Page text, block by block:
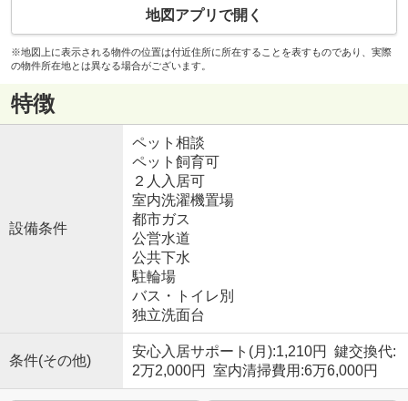
地図アプリで開く
※地図上に表示される物件の位置は付近住所に所在することを表すものであり、実際
の物件所在地とは異なる場合がございます。
特徴
設備条件
ペット相談
ペット飼育可
２人入居可
室内洗濯機置場
都市ガス
公営水道
公共下水
駐輪場
バス・トイレ別
独立洗面台
条件(その他)
安心入居サポート(月):1,210円 鍵交換代:
2万2,000円 室内清掃費用:6万6,000円